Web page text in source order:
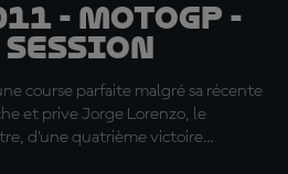
- MotoGP -
session
course parfaite malgré sa récente
et prive Jorge Lorenzo, le
d’une quatrième victoire